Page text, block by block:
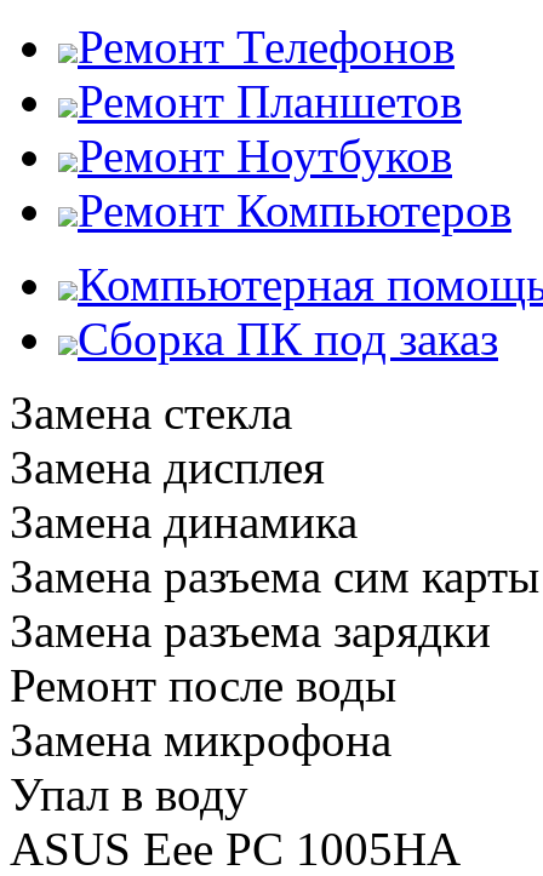
Ремонт Телефонов
Ремонт Планшетов
Ремонт Ноутбуков
Ремонт Компьютеров
Компьютерная
Сборка ПК под заказ
Замена стекла
Замена дисплея
Замена динамика
Замена разъема сим карты
Замена разъема зарядки
Ремонт после воды
Замена микрофона
Упал в воду
ASUS Eee PC 1005HA